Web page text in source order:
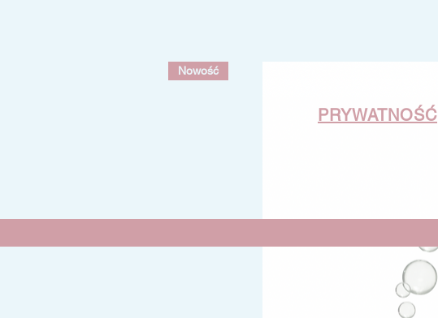
Nowość
PRYWATNOŚĆ